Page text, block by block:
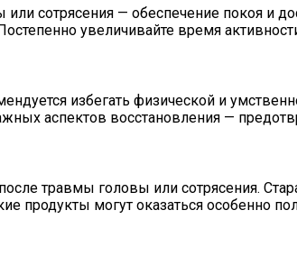
сотрясения — обеспечение покоя и
увеличивайте время
избегать физической и
аспектов восстановления —
травмы головы или сотрясения.
могут оказаться особенно